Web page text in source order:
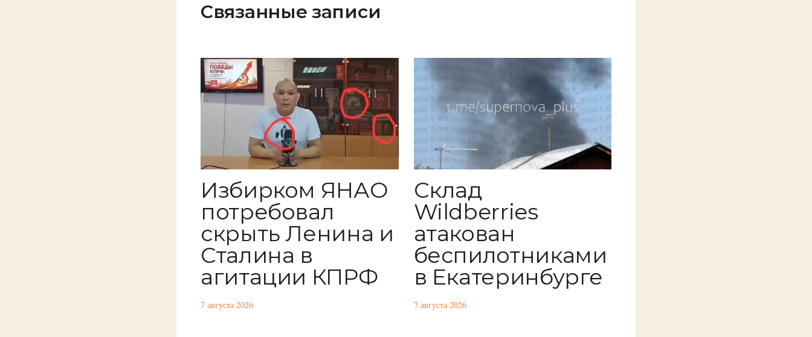
Связанные записи
Избирком ЯНАО
потребовал
скрыть Ленина и
Сталина в
агитации КПРФ
7 августа 2026
Склад
Wildberries
атакован
беспилотниками
в Екатеринбурге
7 августа 2026